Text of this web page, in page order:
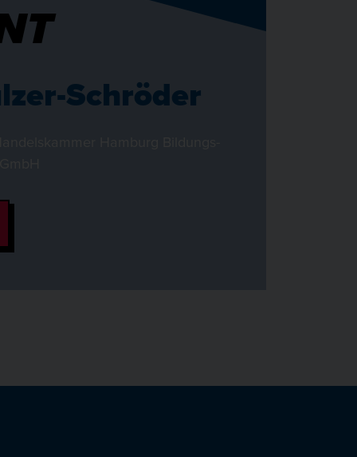
Schröder